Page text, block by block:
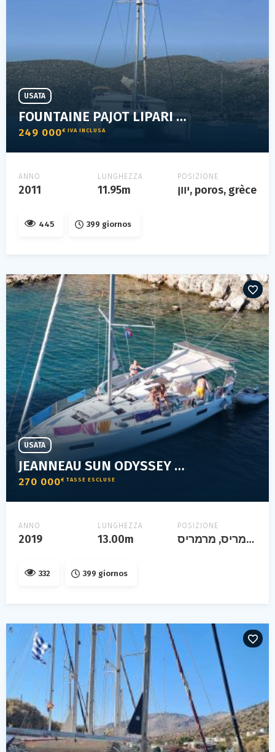
FOUNTAINE PAJOT LIPARI 41
249 000€ IVA INCLUSA
USATA
ANNO
2011
LUNGHEZZA
11.95m
POSIZIONE
יוון, poros, grèce
445 399 giornos
JEANNEAU SUN ODYSSEY 440
270 000€ TASSE ESCLUSE
USATA
ANNO
2019
LUNGHEZZA
13.00m
POSIZIONE
מרמריס, מרמריס, turquie
332 399 giornos